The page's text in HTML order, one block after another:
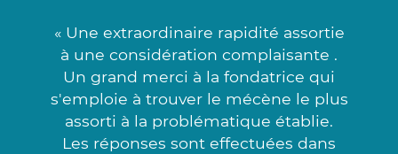
« Une extraordinaire rapidité assortie
à une considération complaisante .
Un grand merci à la fondatrice qui
s'emploie à trouver le mécène le plus
assorti à la problématique établie.
Les réponses sont effectuées dans